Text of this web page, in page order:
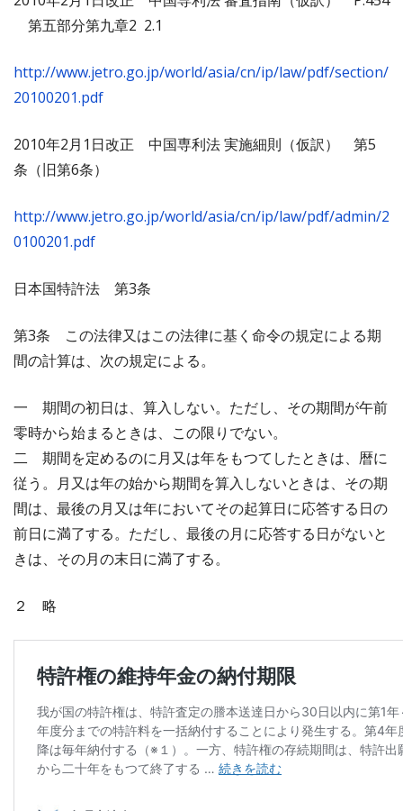
第五部分第九章2 2.1
http://www.jetro.go.jp/world/asia/cn/ip/law/pdf/section/
20100201.pdf
2010年2月1日改正 中国専利法 実施細則（仮訳） 第5
条（旧第6条）
http://www.jetro.go.jp/world/asia/cn/ip/law/pdf/admin/2
0100201.pdf
日本国特許法 第3条
第3条 この法律又はこの法律に基く命令の規定による期
間の計算は、次の規定による。
一 期間の初日は、算入しない。ただし、その期間が午前
零時から始まるときは、この限りでない。
二 期間を定めるのに月又は年をもつてしたときは、暦に
従う。月又は年の始から期間を算入しないときは、その期
間は、最後の月又は年においてその起算日に応答する日の
前日に満了する。ただし、最後の月に応答する日がないと
きは、その月の末日に満了する。
２ 略